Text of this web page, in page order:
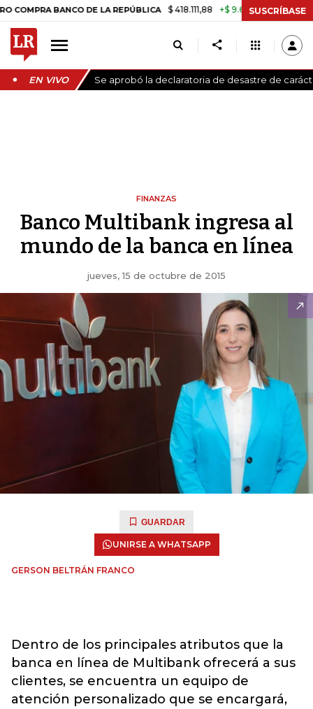
BANCO DE LA REPÚBLICA $ 418.111,88 +$ 9.612,91 +2,35%
SUSCRÍBASE
EN VIVO Se aprobó la declaratoria de desastre de
FINANZAS
Banco Multibank ingresa al
mundo de la banca en línea
jueves, 15 de octubre de 2015
GUARDAR
UNIRSE A WHATSAPP
GERSON BELTRÁN FRANCO
Dentro de los principales atributos que la
banca en línea de Multibank ofrecerá a sus
clientes, se encuentra un equipo de
atención personalizado que se encargará,